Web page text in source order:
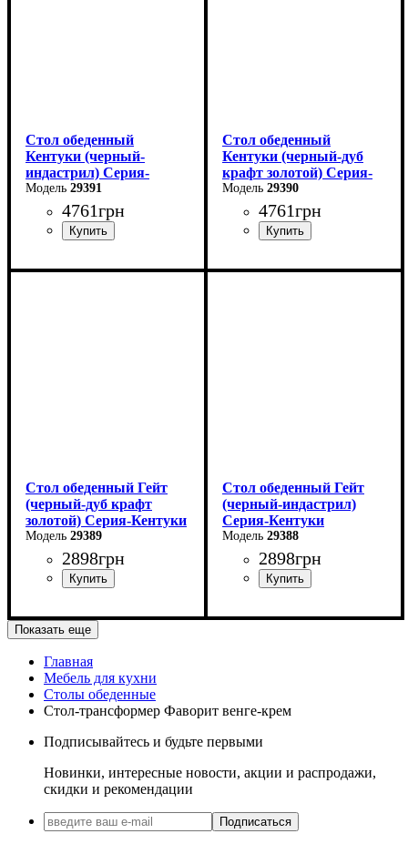
Стол обеденный
Кентуки (черный-
индастрил) Серия-
Кентуки29391
4761грн
Длина: 120 см
Стол обеденный
Кентуки (черный-дуб
крафт золотой) Серия-
Кентуки29390
4761грн
Длина: 120 см
Стол обеденный Гейт
(черный-дуб крафт
золотой) Серия-Кентуки
29389
2898грн
Длина: 120 см
Ширина: 80 см
Высота - 75 см.
Стол обеденный Гейт
(черный-индастрил)
Серия-Кентуки
29388
2898грн
Длина: 120 см
Показать еще
Главная
Мебель для кухни
Столы обеденные
Стол-трансформер Фаворит венге-крем
Подписывайтесь и будьте первыми
Новинки, интересные новости, акции и распродажи,
скидки и рекомендации
Подписаться